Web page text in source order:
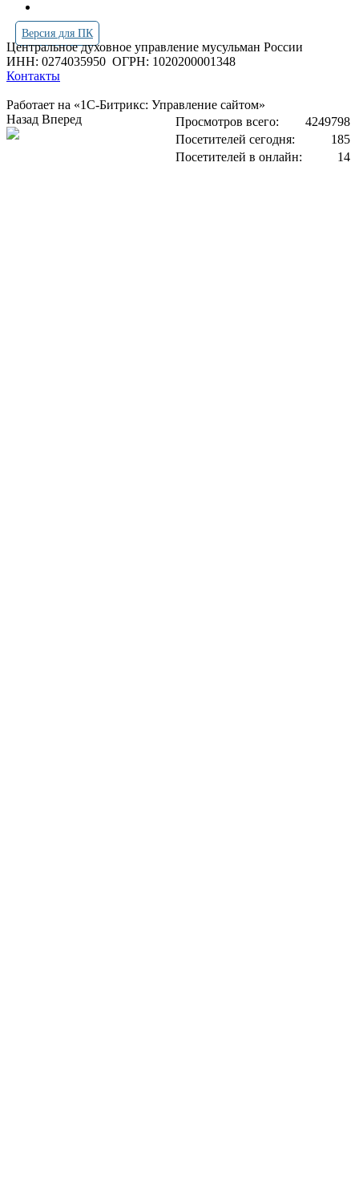
Версия для ПК
Центральное духовное управление мусульман России
ИНН: 0274035950 ОГРН: 1020200001348
Контакты
Работает на «1С-Битрикс: Управление сайтом»
Просмотров всего:
4249798
Посетителей сегодня:
185
Посетителей в онлайн:
14
Назад Вперед